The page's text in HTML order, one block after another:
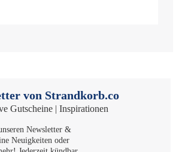
von Strandkorb.co
Gutscheine | Inspirationen
Newsletter &
Neuigkeiten oder